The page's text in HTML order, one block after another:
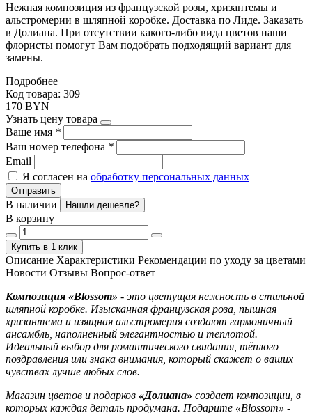
Нежная композиция из французской розы, хризантемы и
альстромерии в шляпной коробке. Доставка по Лиде. Заказать
в Долиана. При отсутствии какого-либо вида цветов наши
флористы помогут Вам подобрать подходящий вариант для
замены.
Подробнее
Код товара: 309
170 BYN
Узнать цену товара
Ваше имя *
Ваш номер телефона *
Email
Я согласен на обработку персональных данных
Отправить
В наличии Нашли дешевле?
В корзину
Купить в 1 клик
Описание Характеристики Рекомендации по уходу за цветами
Новости Отзывы Вопрос-ответ
Композиция «Blossom» - это цветущая нежность в стильной
шляпной коробке. Изысканная французская роза, пышная
хризантема и изящная альстромерия создают гармоничный
ансамбль, наполненный элегантностью и теплотой.
Идеальный выбор для романтического свидания, тёплого
поздравления или знака внимания, который скажет о ваших
чувствах лучше любых слов.
Магазин цветов и подарков «Долиана» создает композиции, в
которых каждая деталь продумана. Подарите «Blossom» -